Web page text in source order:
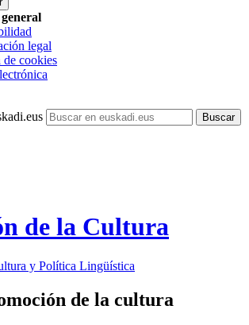
legal
de cookies
de la Cultura
y Política Lingüística
de la cultura